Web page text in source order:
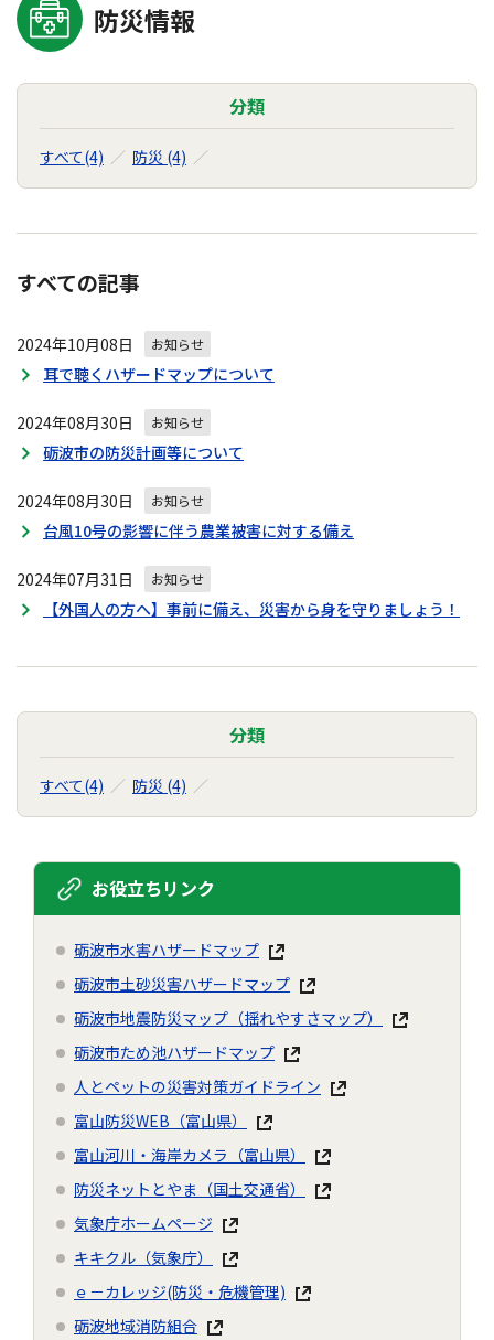
防災情報
分類
すべて(4) 防災 (4)
すべての記事
2024年10月08日 お知らせ
耳で聴くハザードマップについて
2024年08月30日 お知らせ
砺波市の防災計画等について
2024年08月30日 お知らせ
台風10号の影響に伴う農業被害に対する備え
2024年07月31日 お知らせ
【外国人の方へ】事前に備え、災害から身を守りましょう！
分類
すべて(4) 防災 (4)
お役立ちリンク
砺波市水害ハザードマップ
砺波市土砂災害ハザードマップ
砺波市地震防災マップ（揺れやすさマップ）
砺波市ため池ハザードマップ
人とペットの災害対策ガイドライン
富山防災WEB（富山県）
富山河川・海岸カメラ（富山県）
防災ネットとやま（国土交通省）
気象庁ホームページ
キキクル（気象庁）
ｅ－カレッジ(防災・危機管理)
砺波地域消防組合